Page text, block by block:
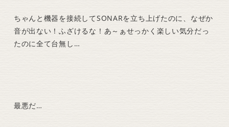
ちゃんと機器を接続してSONARを立ち上げたのに、なぜか
音が出ない！ふざけるな！あ～ぁせっかく楽しい気分だっ
たのに全て台無し…
最悪だ…